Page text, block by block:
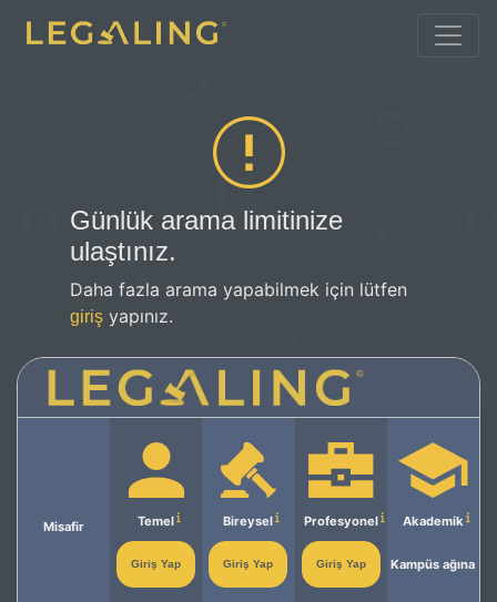
Günlük arama limitinize
ulaştınız.
Daha fazla arama yapabilmek için lütfen
giriş yapınız.
Misafir Temel
Giriş Yap
Bireysel
Giriş Yap
Profesyonel
Giriş Yap
Akademik
Kampüs ağına